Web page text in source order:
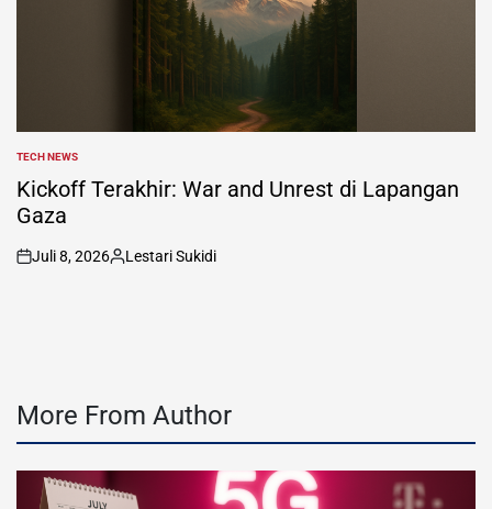
POSTED
IN
TECH NEWS
Kickoff Terakhir: War and Unrest di Lapangan
Gaza
on
Juli 8, 2026
Posted
Lestari Sukidi
More From Author